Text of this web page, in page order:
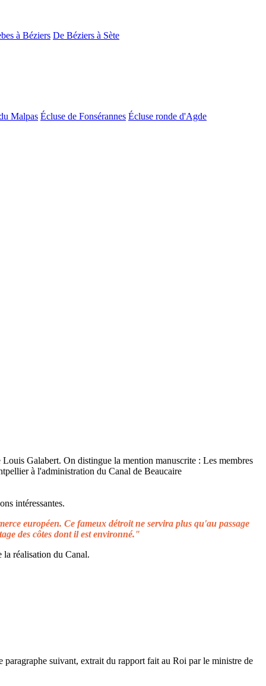
à Béziers De Béziers à Sète
Malpas Écluse de Fonsérannes Écluse ronde d'Agde
intéressantes.
européen. Ce fameux détroit ne servira plus qu'au passage
des côtes dont il est environné."
réalisation du Canal.
suivant, extrait du rapport fait au Roi par le ministre de